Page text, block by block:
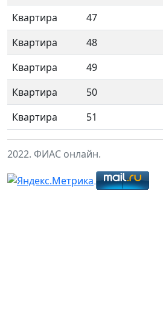
Квартира
47
Квартира
48
Квартира
49
Квартира
50
Квартира
51
2022. ФИАС онлайн.